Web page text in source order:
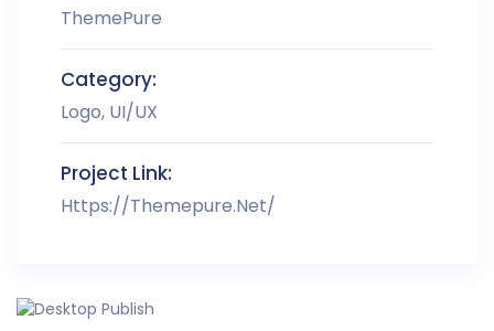
ThemePure
Category:
Logo, UI/UX
Project Link:
Https://themepure.net/